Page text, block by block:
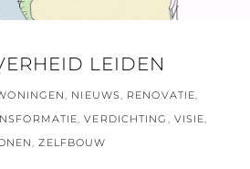
LEIDEN
, NIEUWS, RENOVATIE,
,VERDICHTING , VISIE,
,ZELFBOUW